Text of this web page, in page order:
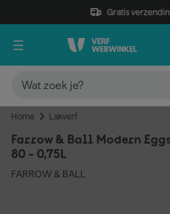
Gratis
Home Lakverf
Farrow & Ball Modern
80 - 0,75L
FARROW & BALL